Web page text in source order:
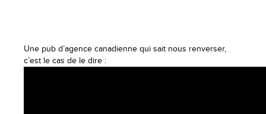
Une pub d’agence canadienne qui sait nous renverser,
c’est le cas de le dire :